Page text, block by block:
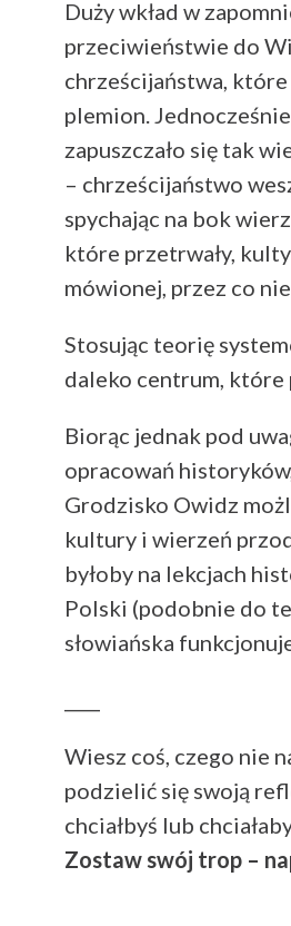
Duży wkład w
przeciwieństwie do
chrześcijaństwa, które
plemion.
zapuszczało się tak
– chrześcijaństwo
spychając na bok
które przetrwały,
mówionej, przez co
Stosując teorię
daleko centrum, które
Biorąc jednak pod
opracowań
Grodzisko Owidz
kultury i wierzeń
byłoby na lekcjach
Polski (podobnie do
słowiańska
Wiesz coś, czego nie
podzielić się swoją
chciałbyś lub
Zostaw swój trop –